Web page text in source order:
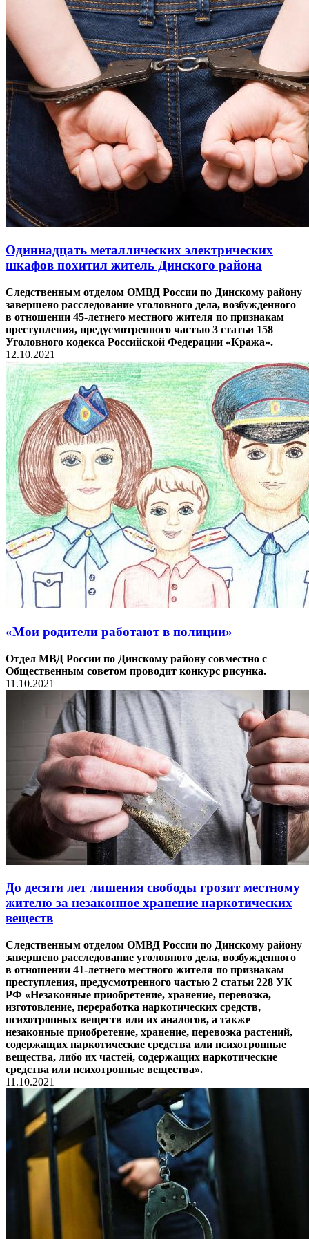
Одиннадцать металлических электрических
шкафов похитил житель Динского района
Следственным отделом ОМВД России по Динскому району
завершено расследование уголовного дела, возбужденного
в отношении 45-летнего местного жителя по признакам
преступления, предусмотренного частью 3 статьи 158
Уголовного кодекса Российской Федерации «Кража».
12.10.2021
«Мои родители работают в полиции»
Отдел МВД России по Динскому району совместно с
Общественным советом проводит конкурс рисунка.
11.10.2021
До десяти лет лишения свободы грозит местному
жителю за незаконное хранение наркотических
веществ
Следственным отделом ОМВД России по Динскому району
завершено расследование уголовного дела, возбужденного
в отношении 41-летнего местного жителя по признакам
преступления, предусмотренного частью 2 статьи 228 УК
РФ «Незаконные приобретение, хранение, перевозка,
изготовление, переработка наркотических средств,
психотропных веществ или их аналогов, а также
незаконные приобретение, хранение, перевозка растений,
содержащих наркотические средства или психотропные
вещества, либо их частей, содержащих наркотические
средства или психотропные вещества».
11.10.2021